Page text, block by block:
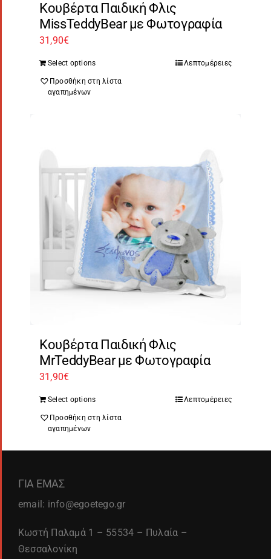
Κουβέρτα Παιδική Φλις
MissTeddyBear με Φωτογραφία
31,90€
Select options Λεπτομέρειες
Προσθήκη στη λίστα
αγαπημένων
Κουβέρτα Παιδική Φλις
MrTeddyBear με Φωτογραφία
31,90€
Select options Λεπτομέρειες
Προσθήκη στη λίστα
αγαπημένων
ΓΙΑ ΕΜΑΣ
email: info@egoetego.gr
Κωστή Παλαμά 1 – 55534 – Πυλαία –
Θεσσαλονίκη